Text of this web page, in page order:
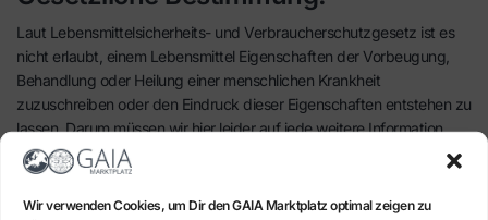
Wir verwenden Cookies, um Dir den GAIA Marktplatz optimal zeigen zu
Laut Lebensmittelsicherheits- und Verbraucherschutzgesetz ist es
nicht erlaubt, einem Lebensmittel Eigenschaften der Vorbeugung,
Behandlung oder Heilung einer menschlichen Krankheit
zuzuschreiben oder den Eindruck dieser Eigenschaften entstehen zu
lassen. Darum müssen wir hier leider auf jede weitere Information
verzichten.